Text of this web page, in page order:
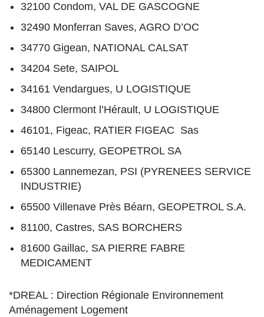
32100 Condom, VAL DE GASCOGNE
32490 Monferran Saves, AGRO D’OC
34770 Gigean, NATIONAL CALSAT
34204 Sete, SAIPOL
34161 Vendargues, U LOGISTIQUE
34800 Clermont l’Hérault, U LOGISTIQUE
46101, Figeac, RATIER FIGEAC Sas
65140 Lescurry, GEOPETROL SA
65300 Lannemezan, PSI (PYRENEES SERVICE
INDUSTRIE)
65500 Villenave Près Béarn, GEOPETROL S.A.
81100, Castres, SAS BORCHERS
81600 Gaillac, SA PIERRE FABRE
MEDICAMENT
*DREAL : Direction Régionale Environnement
Aménagement Logement